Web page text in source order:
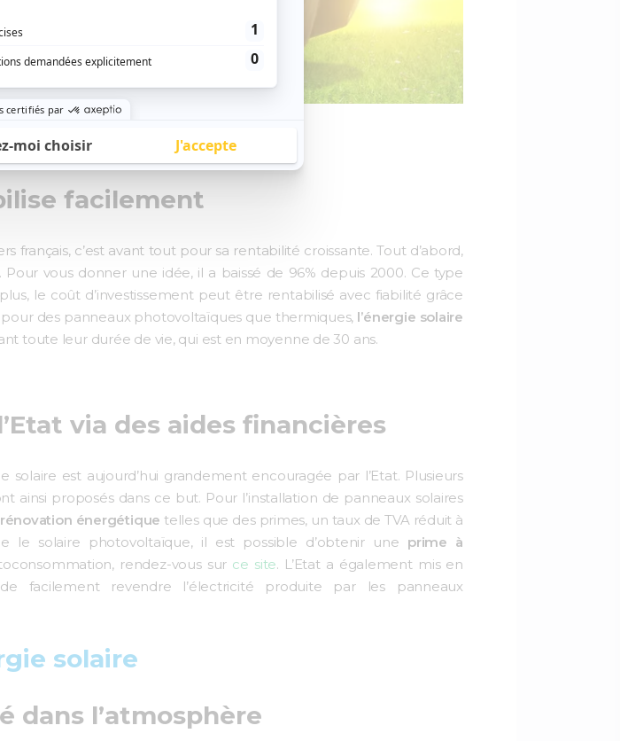
en 2023
facilement
français, c’est avant tout pour sa rentabilité croissante. Tout d’abord,
Pour vous donner une idée, il a baissé de 96% depuis 2000. Ce type
le coût d’investissement peut être rentabilisé avec fiabilité grâce
pour des panneaux photovoltaïques que thermiques, l’énergie solaire
toute leur durée de vie, qui est en moyenne de 30 ans.
via des aides financières
est aujourd’hui grandement encouragée par l’Etat. Plusieurs
ainsi proposés dans ce but. Pour l’installation de panneaux solaires
rénovation énergétique telles que des primes, un taux de TVA réduit à
le solaire photovoltaïque, il est possible d’obtenir une prime à
rendez-vous sur ce site. L’Etat a également mis en
facilement revendre l’électricité produite par les panneaux
solaire
dans l’atmosphère